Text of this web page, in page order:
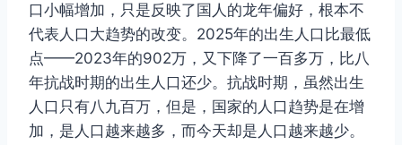
口小幅增加，只是反映了国人的龙年偏好，根本不
代表人口大趋势的改变。2025年的出生人口比最低
点——2023年的902万，又下降了一百多万，比八
年抗战时期的出生人口还少。抗战时期，虽然出生
人口只有八九百万，但是，国家的人口趋势是在增
加，是人口越来越多，而今天却是人口越来越少。